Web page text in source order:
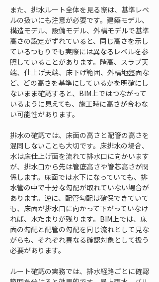
また、排水ルート全体を見る際は、基準レベ
ルの扱いにも注意が必要です。建築モデル、
構造モデル、設備モデル、外構モデルで基準
高さの設定がずれていると、同じ高さを示し
ているつもりでも実際には異なるレベルを参
照していることがあります。階高、スラブ天
端、仕上げ天端、床下げ範囲、外構地盤面な
ど、どの高さを基準にしているかを明確にし
ないまま確認すると、BIM上ではつながって
いるように見えても、施工時に高さが合わな
い可能性があります。
排水の確認では、床面の高さと配管の高さを
混同しないことも大切です。床排水の場合、
水は床仕上げ面を流れて排水口に向かいます
が、排水口から先は管底高さや管芯高さが関
係します。床面では水下になっていても、排
水管の中で十分な勾配が取れていない場合が
あります。逆に、配管勾配は確保できていて
も、床面が排水口に向かって下がっていなけ
れば、水たまりが残ります。BIM上では、床
面の勾配と配管の勾配を同じ流れとして見な
がらも、それぞれ異なる確認対象として扱う
必要があります。
ルート確認の実務では、排水経路ごとに確認